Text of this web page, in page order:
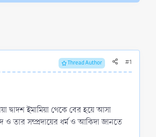
Thread Author #1
ও তার সম্প্রদায়ের ধর্ম ও আকিদা জানতে